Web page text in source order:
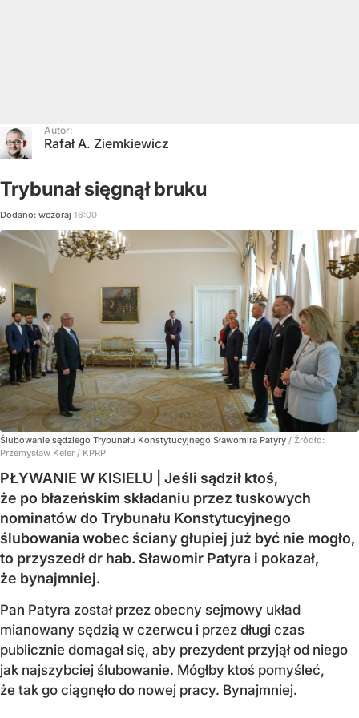
Autor:
Rafał A. Ziemkiewicz
Trybunał sięgnął bruku
Dodano: wczoraj 16:00
Ślubowanie sędziego Trybunału Konstytucyjnego Sławomira Patyry / Źródło:
Przemysław Keler / KPRP
PŁYWANIE W KISIELU | Jeśli sądził ktoś,
że po błazeńskim składaniu przez tuskowych
nominatów do Trybunału Konstytucyjnego
ślubowania wobec ściany głupiej już być nie mogło,
to przyszedł dr hab. Sławomir Patyra i pokazał,
że bynajmniej.
Pan Patyra został przez obecny sejmowy układ
mianowany sędzią w czerwcu i przez długi czas
publicznie domagał się, aby prezydent przyjął od niego
jak najszybciej ślubowanie. Mógłby ktoś pomyśleć,
że tak go ciągnęło do nowej pracy. Bynajmniej.